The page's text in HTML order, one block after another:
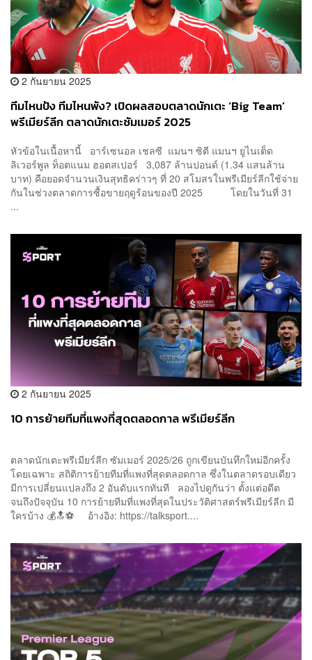
2 กันยายน 2025
ทีมไหนปัง ทีมไหนพัง? เปิดผลสอบตลาดนักเตะ ‘Big Team’
พรีเมียร์ลีก ตลาดนักเตะซัมเมอร์ 2025
หัวข้อในเนื้อหานี้ อาร์เซนอล เชลซี แมนฯ ซิตี แมนฯ ยูไนเต็ด
ลิเวอร์พูล ท็อตแนม ฮอตสเปอร์ 3,087 ล้านปอนด์ (1.34 แสนล้าน
บาท) คือยอดจำนวนเงินสุทธิคร่าวๆ ที่ 20 สโมสรในพรีเมียร์ลีกใช้จ่าย
กันในช่วงตลาดการซื้อขายฤดูร้อนของปี 2025 โดยในวันที่ 31
...
2 กันยายน 2025
10 การย้ายทีมที่แพงที่สุดตลอดกาล พรีเมียร์ลีก
ตลาดนักเตะพรีเมียร์ลีก ซัมเมอร์ 2025/26 ถูกเขียนบันทึกใหม่อีกครั้ง
โดยเฉพาะ สถิติการย้ายทีมที่แพงที่สุดตลอดกาล ซึ่งในตลาดรอบเดียว
มีการเปลี่ยนแปลงถึง 2 อันดับแรกทันที ลองไปดูกันว่า ตั้งแต่อดีต
จนถึงปัจจุบัน 10 การย้ายทีมที่แพงที่สุดในประวัติศาสตร์พรีเมียร์ลีก มี
ใครบ้าง 💰🔝⚽ อ้างอิง: https://talksport....